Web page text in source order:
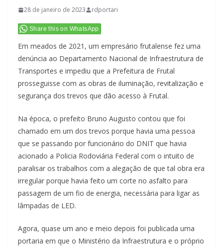
28 de janeiro de 2023 rdportari
Share this on WhatsApp
Em meados de 2021, um empresário frutalense fez uma
denúncia ao Departamento Nacional de Infraestrutura de
Transportes e impediu que a Prefeitura de Frutal
prosseguisse com as obras de iluminação, revitalização e
segurança dos trevos que dão acesso à Frutal.
Na época, o prefeito Bruno Augusto contou que foi
chamado em um dos trevos porque havia uma pessoa
que se passando por funcionário do DNIT que havia
acionado a Policia Rodoviária Federal com o intuito de
paralisar os trabalhos com a alegação de que tal obra era
irregular porque havia feito um corte no asfalto para
passagem de um fio de energia, necessária para ligar as
lâmpadas de LED.
Agora, quase um ano e meio depois foi publicada uma
portaria em que o Ministério da Infraestrutura e o próprio